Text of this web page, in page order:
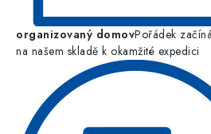
organizovaný domovPořádek
na našem skladě k okamžité expedici